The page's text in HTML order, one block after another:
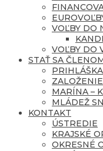
VOĽBY DO
VOĽBY DO
STAŤ SA
MARÍNA –
MLÁDEŽ
KONTAKT
ÚSTREDIE
KRAJSKÉ
OKRESNÉ